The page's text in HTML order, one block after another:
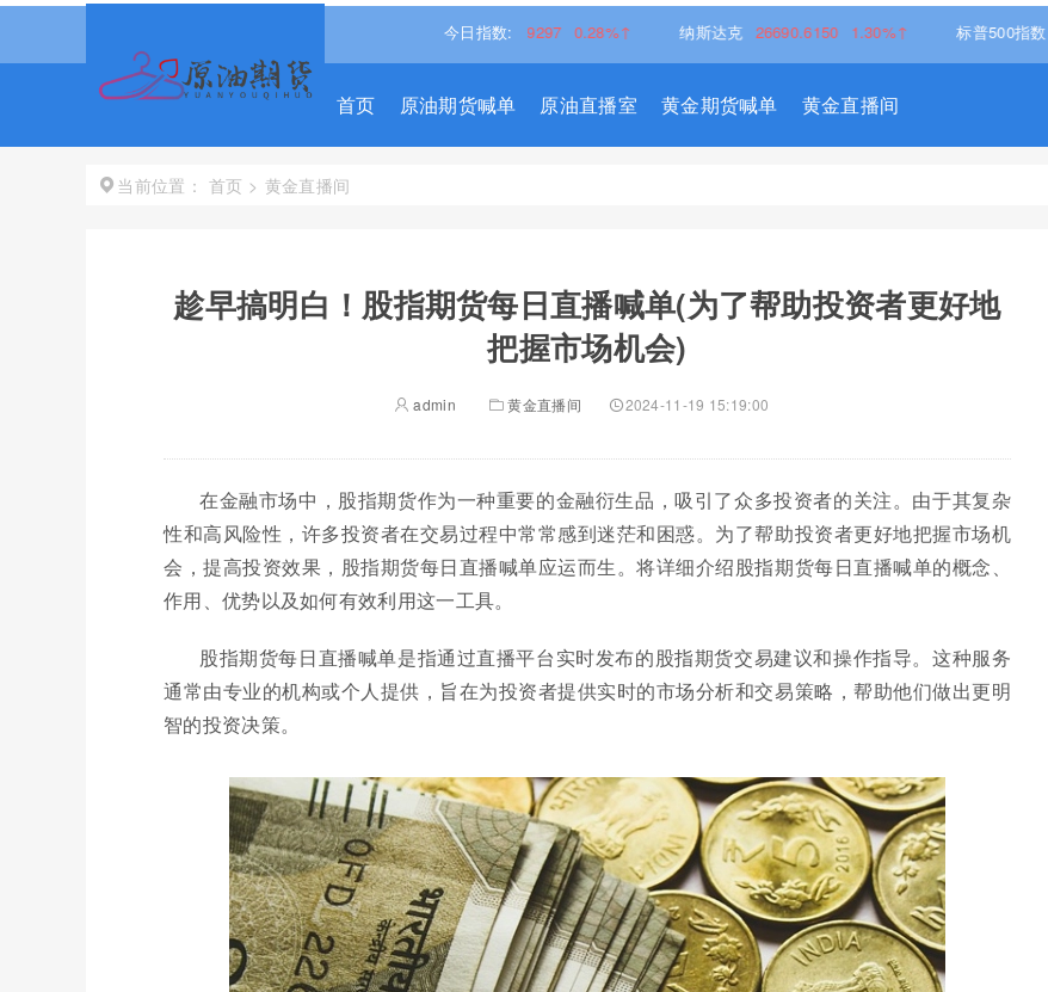
今日指数:
54036.9297 0.28%↑ 纳斯达克 26690.6150 1.30%↑ 标普500指数 7757.6401
首页 原油期货喊单 原油直播室 黄金期货喊单 黄金直播间
当前位置： 首页 > 黄金直播间
趁早搞明白！股指期货每日直播喊单(为了帮助投资者更好地
把握市场机会)
admin 黄金直播间 2024-11-19 15:19:00
在金融市场中，股指期货作为一种重要的金融衍生品，吸引了众多投资者的关注。由于其复杂
性和高风险性，许多投资者在交易过程中常常感到迷茫和困惑。为了帮助投资者更好地把握市场机
会，提高投资效果，股指期货每日直播喊单应运而生。将详细介绍股指期货每日直播喊单的概念、
作用、优势以及如何有效利用这一工具。
股指期货每日直播喊单是指通过直播平台实时发布的股指期货交易建议和操作指导。这种服务
通常由专业的机构或个人提供，旨在为投资者提供实时的市场分析和交易策略，帮助他们做出更明
智的投资决策。